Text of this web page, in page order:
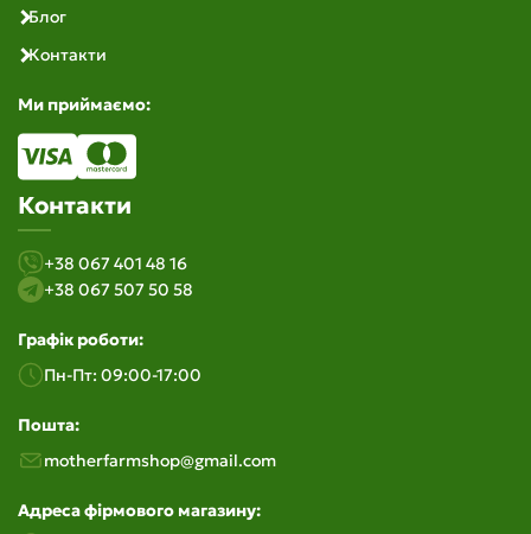
Блог
Контакти
Ми приймаємо:
Контакти
+38 067 401 48 16
+38 067 507 50 58
Графік роботи:
Пн-Пт: 09:00-17:00
Пошта:
motherfarmshop@gmail.com
Адреса фірмового магазину: